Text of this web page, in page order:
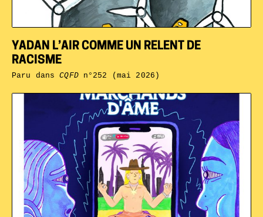
YADAN L’AIR COMME UN RELENT DE
RACISME
Paru dansCQFDn°252 (mai 2026)